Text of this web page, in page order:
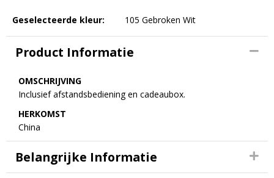
Geselecteerde kleur: 105 Gebroken Wit
Product Informatie
OMSCHRIJVING
Inclusief afstandsbediening en cadeaubox.
HERKOMST
China
Belangrijke Informatie